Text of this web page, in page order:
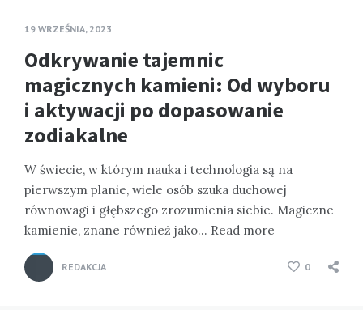
19 WRZEŚNIA, 2023
Odkrywanie tajemnic
magicznych kamieni: Od wyboru
i aktywacji po dopasowanie
zodiakalne
W świecie, w którym nauka i technologia są na
pierwszym planie, wiele osób szuka duchowej
równowagi i głębszego zrozumienia siebie. Magiczne
kamienie, znane również jako… Read more
REDAKCJA 0